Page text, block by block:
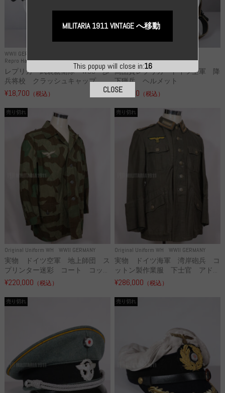
WWII GERMANY
Repro Hat and Cap SS and WSS
レプリカ 武装親衛隊 WSS 歩
兵将校 クラッシュキャップ ...
¥18,700 （税込）
Repro Hat and Cap Luftwaffe
高品質レプリカ ドイツ空軍 降
下猟兵 ヘルメット
¥49,800 （税込）
Original Uniform WH WWII GERMANY
売り切れ
実物 ドイツ空軍 地上師団 ス
プリンター迷彩 コート コッ...
¥220,000 （税込）
Original Uniform WH WWII GERMANY
売り切れ
実物 ドイツ海軍 湾岸砲兵 コ
ットン製作業服 下士官 アド...
¥286,000 （税込）
売り切れ 売り切れ
This popup will close in:15
MILITARIA 1911 VINTAGE へ移動
CLOSE